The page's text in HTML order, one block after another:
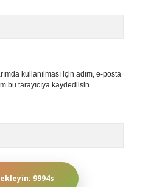
kullanılması için adım, e-posta
bu tarayıcıya kaydedilsin.